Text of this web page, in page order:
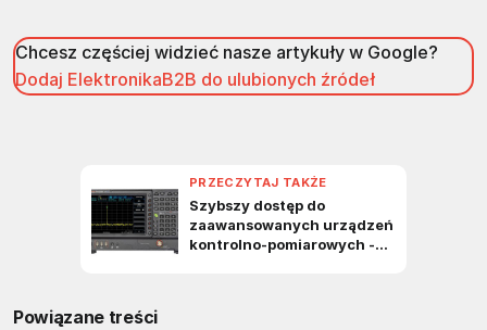
Chcesz częściej widzieć nasze artykuły w Google?
Dodaj ElektronikaB2B do ulubionych źródeł
Powiązane treści